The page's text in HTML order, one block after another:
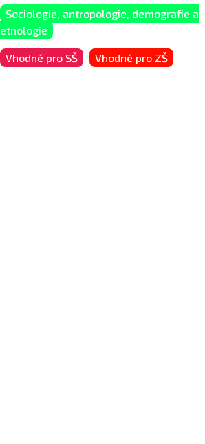
Sociologie, antropologie, demografie a
etnologie
Vhodné pro SŠ Vhodné pro ZŠ